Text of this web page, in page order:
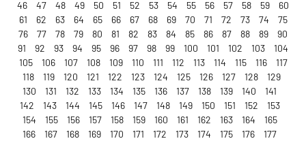
46
47 48 49 50 51 52 53 54 55 56 57 58 59
60
61
62 63 64 65 66 67 68 69 70 71 72 73 74
75
76
77 78 79 80 81 82 83 84 85 86 87 88 89
90
91
92 93 94 95 96 97 98 99 100 101 102 103
104
105
106 107 108 109 110 111 112 113 114 115 116
117
118
119 120 121 122 123 124 125 126 127 128
129
130
131 132 133 134 135 136 137 138 139 140
141
142
143 144 145 146 147 148 149 150 151 152
153
154
155 156 157 158 159 160 161 162 163 164
165
166
167 168 169 170 171 172 173 174 175 176
177